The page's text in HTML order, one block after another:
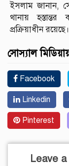
ইসলাম জানান,
থানায়
প্রক্রিয়াধীন রয়েছে।
সোস্যাল
Facebook
Linkedin
Pinterest
Leave